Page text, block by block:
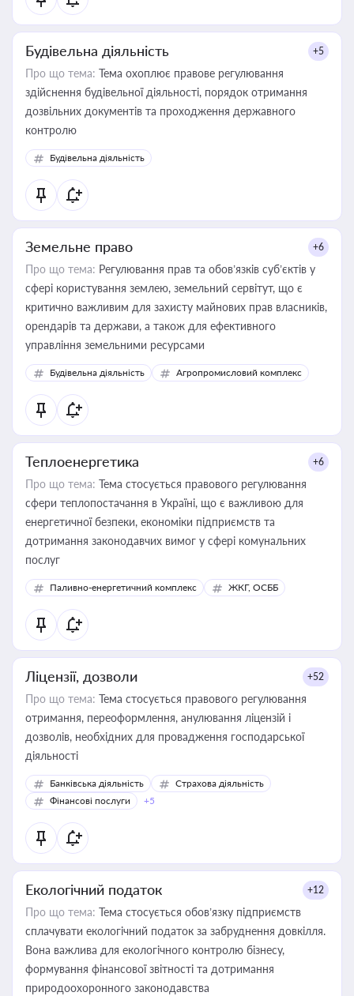
Будівельна діяльність +5
Про що тема: Тема охоплює правове регулювання
здійснення будівельної діяльності, порядок отримання
дозвільних документів та проходження державного
контролю
Будівельна діяльність
Земельне право +6
Про що тема: Регулювання прав та обов’язків суб’єктів у
сфері користування землею, земельний сервітут, що є
критично важливим для захисту майнових прав власників,
орендарів та держави, а також для ефективного
управління земельними ресурсами
Будівельна діяльність Агропромисловий комплекс
Теплоенергетика +6
Про що тема: Тема стосується правового регулювання
сфери теплопостачання в Україні, що є важливою для
енергетичної безпеки, економіки підприємств та
дотримання законодавчих вимог у сфері комунальних
послуг
Паливно-енергетичний комплекс ЖКГ, ОСББ
Ліцензії, дозволи +52
Про що тема: Тема стосується правового регулювання
отримання, переоформлення, анулювання ліцензій і
дозволів, необхідних для провадження господарської
діяльності
Банківська діяльність
Страхова діяльність
Фінансові послуги
+5
Екологічний податок +12
Про що тема: Тема стосується обов’язку підприємств
сплачувати екологічний податок за забруднення довкілля.
Вона важлива для екологічного контролю бізнесу,
формування фінансової звітності та дотримання
природоохоронного законодавства